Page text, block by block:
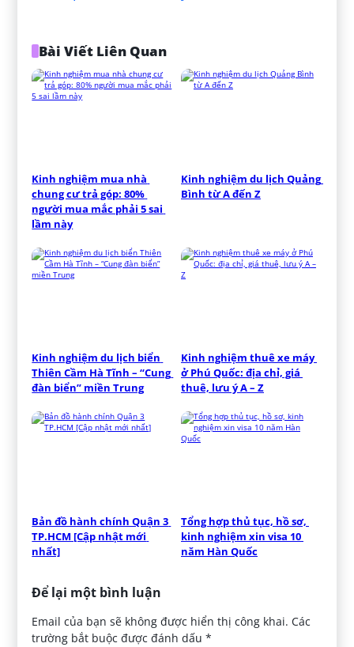
Bài Viết Liên Quan
Kinh nghiệm mua nhà
chung cư trả góp: 80%
người mua mắc phải 5 sai
lầm này
Kinh nghiệm du lịch Quảng
Bình từ A đến Z
Kinh nghiệm du lịch biển
Thiên Cầm Hà Tĩnh – “Cung
đàn biển” miền Trung
Kinh nghiệm thuê xe máy
ở Phú Quốc: địa chỉ, giá
thuê, lưu ý A – Z
Bản đồ hành chính Quận 3
TP.HCM [Cập nhật mới
nhất]
Tổng hợp thủ tục, hồ sơ,
kinh nghiệm xin visa 10
năm Hàn Quốc
Để lại một bình luận
Email của bạn sẽ không được hiển thị công khai. Các
trường bắt buộc được đánh dấu*